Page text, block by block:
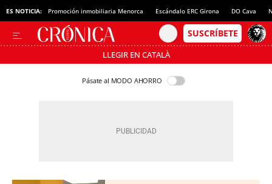
ES NOTICIA: Promoción inmobiliaria Menorca Escándalo ERC Girona DO Cava
LLEGIR EN CATALÀ
Pásate al MODO AHORRO